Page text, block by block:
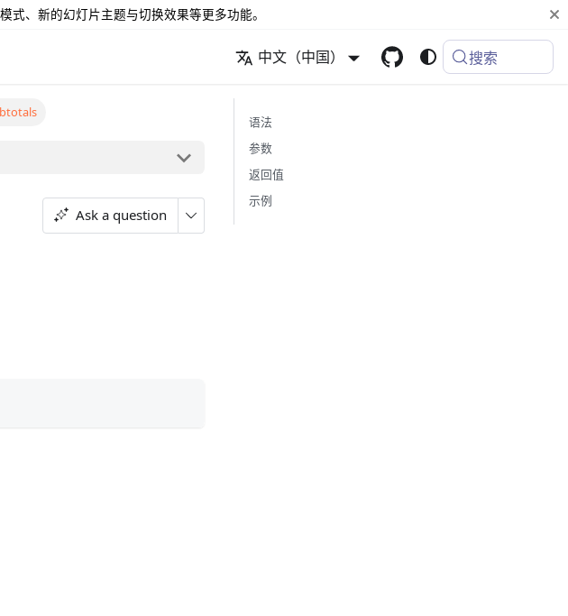
式、新的幻灯片主题与切换效果等更多功能。
中文（中国） 搜索
Ask a question
语法
参数
返回值
示例